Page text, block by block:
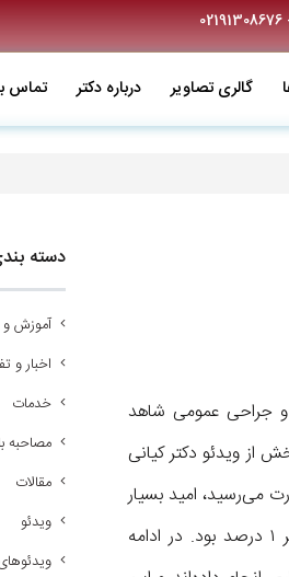
گالری تصاویر درباره دکتر تماس
و جراحی عمومی شاهد
از ویدئو دکتر کیانی
می‌رسید، امید بسیار
کمی برای بقا داشتند. همچنین توضیح می‌دهند که درصد درمان این افراد در گذشته کمتر ۱ درصد بود. در ادامه
دسته
آموزش
اخبار و
خدمات
مصاحبه
مقالات
ویدئو